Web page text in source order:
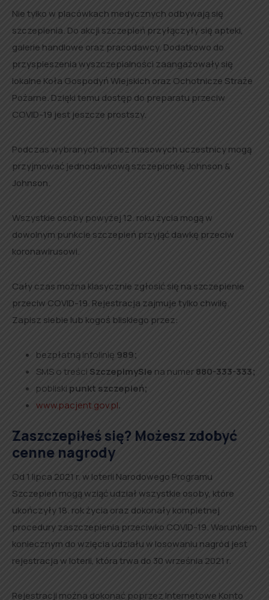
Nie tylko w placówkach medycznych odbywają się
szczepienia. Do akcji szczepień przyłączyły się apteki,
galerie handlowe oraz pracodawcy. Dodatkowo do
przyspieszenia wyszczepialności zaangażowały się
lokalne Koła Gospodyń Wiejskich oraz Ochotnicze Straże
Pożarne. Dzięki temu dostęp do preparatu przeciw
COVID-19 jest jeszcze prostszy.
Podczas wybranych imprez masowych uczestnicy mogą
przyjmować jednodawkową szczepionkę Johnson &
Johnson.
Wszystkie osoby powyżej 12. roku życia mogą w
dowolnym punkcie szczepień przyjąć dawkę przeciw
koronawirusowi.
Cały czas można klasycznie zgłosić się na szczepienie
przeciw COVID-19. Rejestracja zajmuje tylko chwilę.
Zapisz siebie lub kogoś bliskiego przez:
bezpłatną infolinię 989;
SMS o treści SzczepimySie na numer880-333-333;
pobliski punkt szczepień;
www.pacjent.gov.pl.
Zaszczepiłeś się? Możesz zdobyć
cenne nagrody
Od 1 lipca 2021 r. w loterii Narodowego Programu
Szczepień mogą wziąć udział wszystkie osoby, które
ukończyły 18. rok życia oraz dokonały kompletnej
procedury zaszczepienia przeciwko COVID-19. Warunkiem
koniecznym do wzięcia udziału w losowaniu nagród jest
rejestracja w loterii, która trwa do 30 września 2021 r.
Rejestracji można dokonać poprzez Internetowe Konto